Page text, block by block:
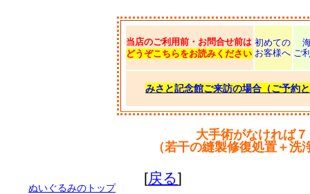
当店のご利用前・お問合せ前は
どうぞこちらをお読みください
初めての
お客様へ ご
みさと記念館ご来訪の場合（ご予約
大手術がなければ
（若干の縫製修復処置＋
ぬいぐるみのトップ
[戻る]